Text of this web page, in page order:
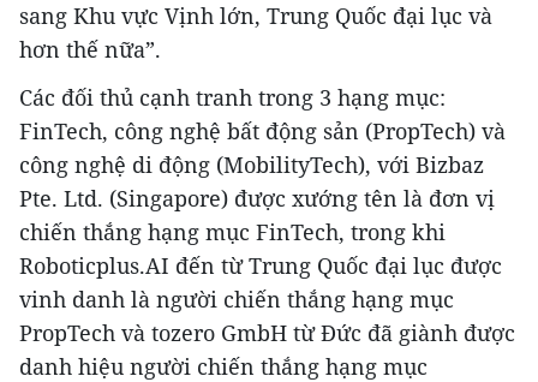
sang Khu vực Vịnh lớn, Trung Quốc đại lục và
hơn thế nữa”.
Các đối thủ cạnh tranh trong 3 hạng mục:
FinTech, công nghệ bất động sản (PropTech) và
công nghệ di động (MobilityTech), với Bizbaz
Pte. Ltd. (Singapore) được xướng tên là đơn vị
chiến thắng hạng mục FinTech, trong khi
Roboticplus.AI đến từ Trung Quốc đại lục được
vinh danh là người chiến thắng hạng mục
PropTech và tozero GmbH từ Đức đã giành được
danh hiệu người chiến thắng hạng mục